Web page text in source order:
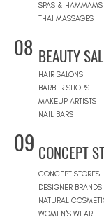
SPAS & HAMMAMS
THAI MASSAGES
08 BEAUTY
HAIR SALONS
BARBER SHOPS
MAKEUP ARTISTS
NAIL BARS
09 CONCEPT
CONCEPT STORES
DESIGNER BRANDS
NATURAL
WOMEN'S WEAR